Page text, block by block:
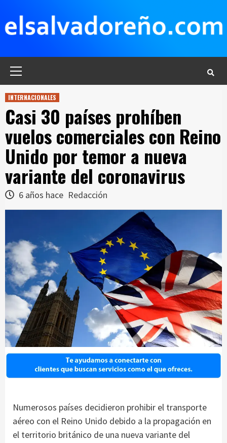
contenido
INTERNACIONALES
Casi 30 países prohíben
vuelos comerciales con Reino
Unido por temor a nueva
variante del coronavirus
6 años hace Redacción
Numerosos países decidieron prohibir el transporte
aéreo con el Reino Unido debido a la propagación en
el territorio británico de una nueva variante del